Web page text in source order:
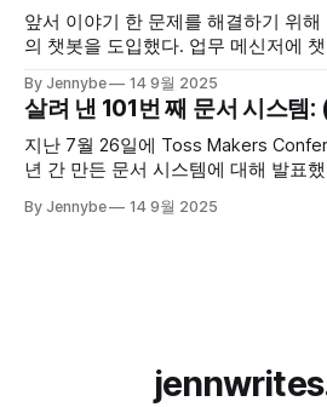
앞서 이야기 한 문제를 해결하기 위해
의 챗봇을 도입했다. 업무 메신저에
는 방식이 아니라 업무 메신저에 질문
로 바꾸자 실질적인 문서 콘텐츠 활
다들 편리하다며 좋아했다. 챗봇을 사용해 문서 접근성을 높이
면서 깨달은
By Jennybe 14 9월 2025
살려 낸 101번 째 문서 시스템:
지난 7월 26일에 Toss Makers
년 간 만든 문서 시스템에 대해 발표
SLASH 컨퍼런스를 위해 연사분들의
By Jennybe 14 9월 2025